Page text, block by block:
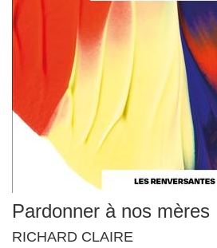
Pardonner à nos mères
RICHARD CLAIRE